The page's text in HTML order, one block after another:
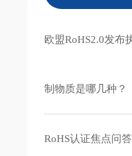
欧盟RoHS2.0发布
制物质是哪几种？
RoHS认证焦点问答